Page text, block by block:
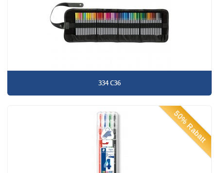
334 C36
50% Rabatt